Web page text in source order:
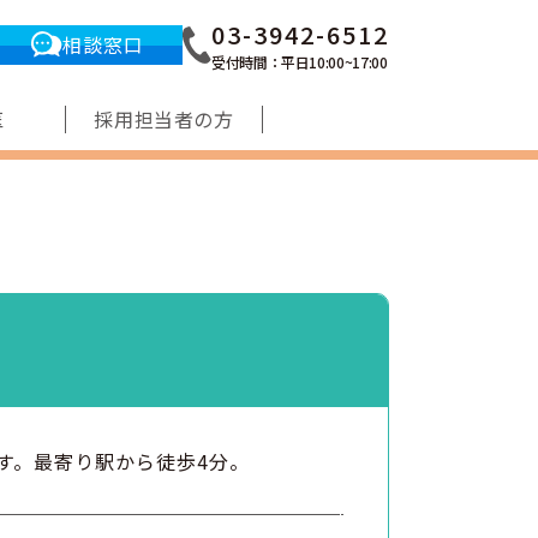
相談窓口 03-3942-6512
受付時間：平日10:00~17:00
採用担当者の方
最寄り駅から徒歩4分。